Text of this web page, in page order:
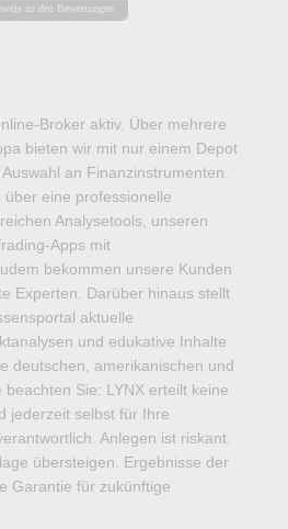
zu den Bewertungen
Broker aktiv. Über mehrere
bieten wir mit nur einem Depot
an Finanzinstrumenten.
eine professionelle
Analysetools, unseren
Apps mit
bekommen unsere Kunden
Experten. Darüber hinaus stellt
aktuelle
und edukative Inhalte
deutschen, amerikanischen und
Sie: LYNX erteilt keine
jederzeit selbst für Ihre
Anlegen ist riskant.
übersteigen. Ergebnisse der
Garantie für zukünftige